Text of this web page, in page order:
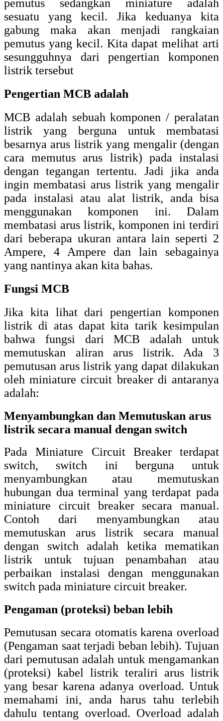
pemutus sedangkan miniature adalah
sesuatu yang kecil. Jika keduanya kita
gabung maka akan menjadi rangkaian
pemutus yang kecil. Kita dapat melihat arti
sesungguhnya dari pengertian komponen
listrik tersebut
Pengertian MCB adalah
MCB adalah sebuah komponen / peralatan
listrik yang berguna untuk membatasi
besarnya arus listrik yang mengalir (dengan
cara memutus arus listrik) pada instalasi
dengan tegangan tertentu. Jadi jika anda
ingin membatasi arus listrik yang mengalir
pada instalasi atau alat listrik, anda bisa
menggunakan komponen ini. Dalam
membatasi arus listrik, komponen ini terdiri
dari beberapa ukuran antara lain seperti 2
Ampere, 4 Ampere dan lain sebagainya
yang nantinya akan kita bahas.
Fungsi MCB
Jika kita lihat dari pengertian komponen
listrik di atas dapat kita tarik kesimpulan
bahwa fungsi dari MCB adalah untuk
memutuskan aliran arus listrik. Ada 3
pemutusan arus listrik yang dapat dilakukan
oleh miniature circuit breaker di antaranya
adalah:
Menyambungkan dan Memutuskan arus
listrik secara manual dengan switch
Pada Miniature Circuit Breaker terdapat
switch, switch ini berguna untuk
menyambungkan atau memutuskan
hubungan dua terminal yang terdapat pada
miniature circuit breaker secara manual.
Contoh dari menyambungkan atau
memutuskan arus listrik secara manual
dengan switch adalah ketika mematikan
listrik untuk tujuan penambahan atau
perbaikan instalasi dengan menggunakan
switch pada miniature circuit breaker.
Pengaman (proteksi) beban lebih
Pemutusan secara otomatis karena overload
(Pengaman saat terjadi beban lebih). Tujuan
dari pemutusan adalah untuk mengamankan
(proteksi) kabel listrik teraliri arus listrik
yang besar karena adanya overload. Untuk
memahami ini, anda harus tahu terlebih
dahulu tentang overload. Overload adalah